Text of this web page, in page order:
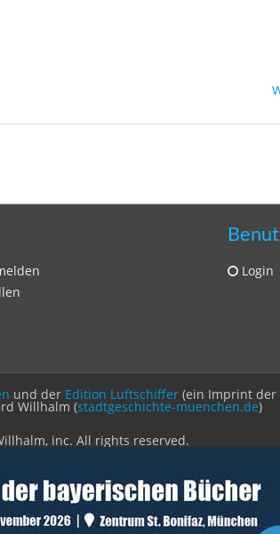
Login
und der Edition Luftschiffer (ein Imprint der
Willhalm (stadtgeschichte-muenchen.de)
inc. All rights reserved.